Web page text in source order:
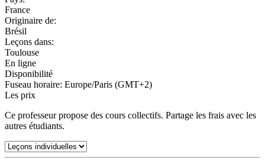
France
Originaire de:
Brésil
Leçons dans:
Toulouse
En ligne
Disponibilité
Fuseau horaire: Europe/Paris (GMT+2)
Les prix
Ce professeur propose des cours collectifs. Partage les frais avec les
autres étudiants.